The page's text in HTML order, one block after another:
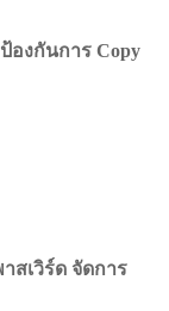
องกันการ Copy
สเวิร์ด จัดการ